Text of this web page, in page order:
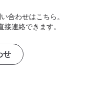
合わせはこちら。
連絡できます。
せ